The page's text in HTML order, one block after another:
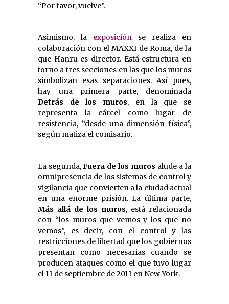
“Por favor, vuelve”.
Asimismo, la exposición se realiza en
colaboración con el MAXXI de Roma, de la
que Hanru es director. Está estructura en
torno a tres secciones en las que los muros
simbolizan esas separaciones. Así pues,
hay una primera parte, denominada
Detrás de los muros, en la que se
representa la cárcel como lugar de
resistencia, “desde una dimensión física”,
según matiza el comisario.
La segunda,Fuera de los muros alude a la
omnipresencia de los sistemas de control y
vigilancia que convierten a la ciudad actual
en una enorme prisión. La última parte,
Más allá de los muros, está relacionada
con “los muros que vemos y los que no
vemos”, es decir, con el control y las
restricciones de libertad que los gobiernos
presentan como necesarias cuando se
producen ataques como el que tuvo lugar
el 11 de septiembre de 2011 en New York.